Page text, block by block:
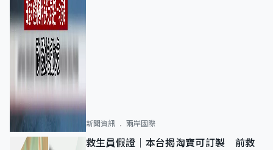
新聞資訊 兩岸國際
救生員假證｜本台揭淘寶可訂製 前救